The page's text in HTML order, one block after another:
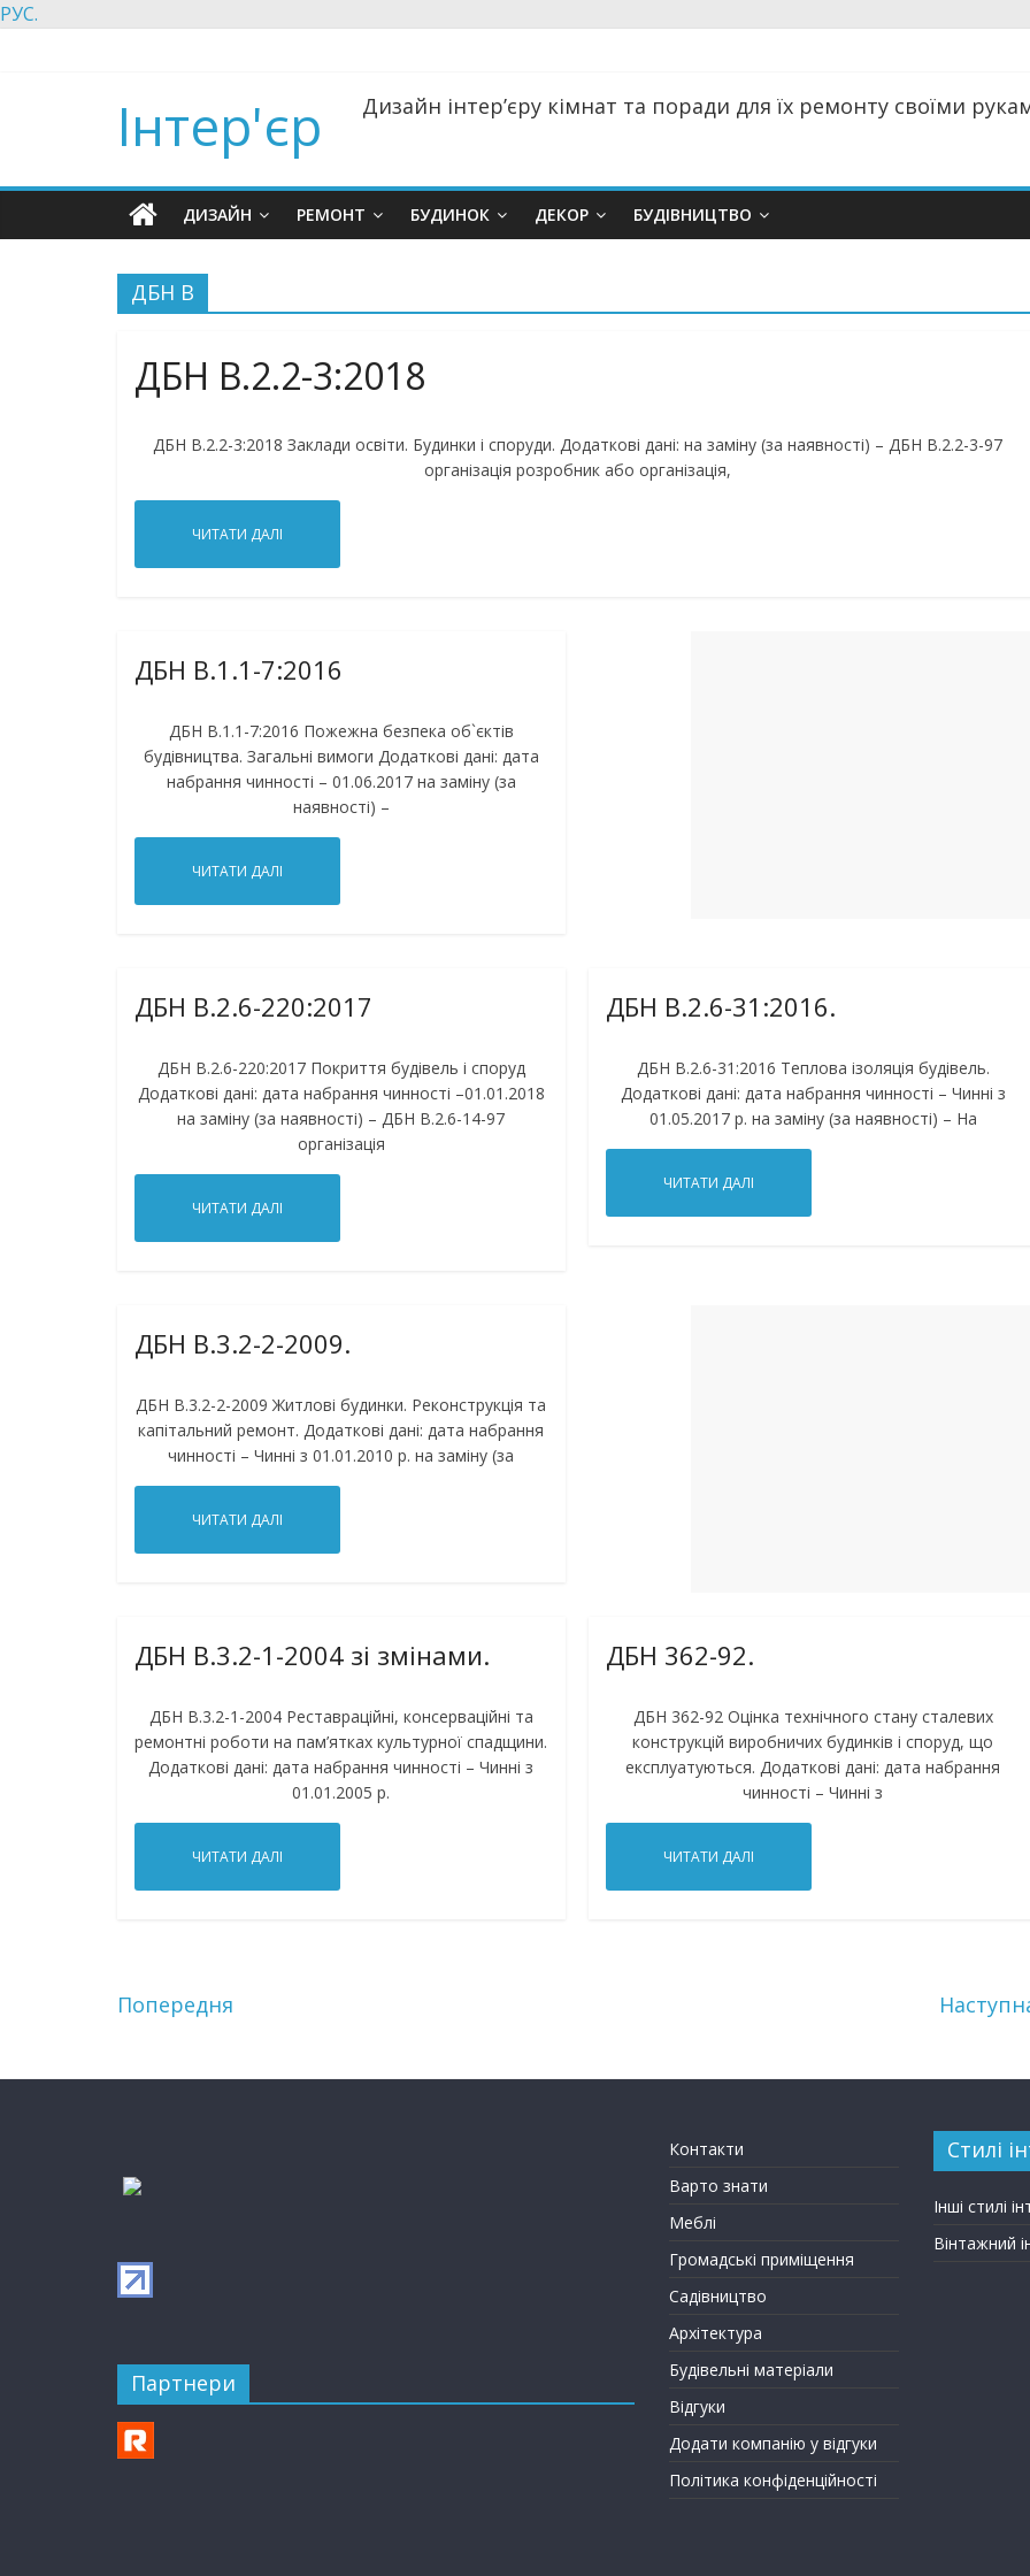
РУС.
Інтер'єр Дизайн інтер’єру кімнат та поради для їх ремонту своїми
ДИЗАЙН РЕМОНТ БУДИНОК ДЕКОР БУДІВНИЦТВО
ДБН В
ДБН В.2.2-3:2018
ДБН В.2.2-3:2018 Заклади освіти. Будинки і споруди. Додаткові дані: на заміну (за наявності) – ДБН В.2.2-3-97
організація розробник або організація,
ЧИТАТИ ДАЛІ
ДБН В.1.1-7:2016
ДБН В.1.1-7:2016 Пожежна безпека об`єктів
будівництва. Загальні вимоги Додаткові дані: дата
набрання чинності – 01.06.2017 на заміну (за
наявності) –
ЧИТАТИ ДАЛІ
ДБН В.2.6-220:2017
ДБН В.2.6-220:2017 Покриття будівель і споруд
Додаткові дані: дата набрання чинності –01.01.2018
на заміну (за наявності) – ДБН В.2.6-14-97
організація
ЧИТАТИ ДАЛІ
ДБН В.2.6-31:2016.
ДБН В.2.6-31:2016 Теплова ізоляція будівель.
Додаткові дані: дата набрання чинності – Чинні з
01.05.2017 р. на заміну (за наявності) – На
ЧИТАТИ ДАЛІ
ДБН В.3.2-2-2009.
ДБН В.3.2-2-2009 Житлові будинки. Реконструкція та
капітальний ремонт. Додаткові дані: дата набрання
чинності – Чинні з 01.01.2010 р. на заміну (за
ЧИТАТИ ДАЛІ
ДБН В.3.2-1-2004 зі змінами.
ДБН В.3.2-1-2004 Реставраційні, консерваційні та
ремонтні роботи на пам’ятках культурної спадщини.
Додаткові дані: дата набрання чинності – Чинні з
01.01.2005 р.
ЧИТАТИ ДАЛІ
ДБН 362-92.
ДБН 362-92 Оцінка технічного стану сталевих
конструкцій виробничих будинків і споруд, що
експлуатуються. Додаткові дані: дата набрання
чинності – Чинні з
ЧИТАТИ ДАЛІ
Попередня
Партнери
Контакти
Варто знати
Меблі
Громадські приміщення
Садівництво
Архітектура
Будівельні матеріали
Відгуки
Додати компанію у відгуки
Політика конфіденційності
Стилі
Інші стилі
Вінтажний